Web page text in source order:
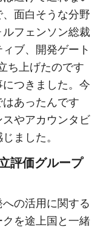
面白そうな分野
フェンソン総裁
ブ、開発ゲート
ち上げたのです
つきました。今
あったんです
やアカウンタビ
ました。
評価グループ
の活用に関する
を途上国と一緒